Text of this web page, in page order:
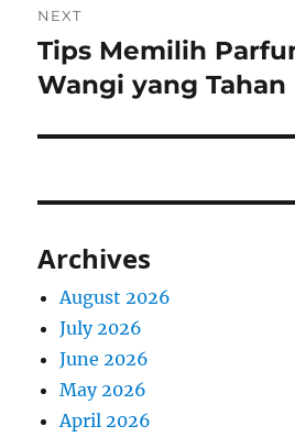
NEXT
Next
post:
Tips Memilih
Wangi yang Tahan
Archives
August 2026
July 2026
June 2026
May 2026
April 2026